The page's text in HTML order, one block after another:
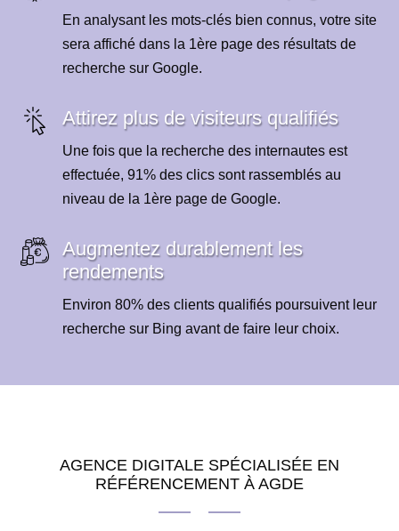
En analysant les mots-clés bien connus, votre site
sera affiché dans la 1ère page des résultats de
recherche sur Google.
Attirez plus de visiteurs qualifiés
Une fois que la recherche des internautes est
effectuée, 91% des clics sont rassemblés au
niveau de la 1ère page de Google.
Augmentez durablement les
rendements
Environ 80% des clients qualifiés poursuivent leur
recherche sur Bing avant de faire leur choix.
AGENCE DIGITALE SPÉCIALISÉE EN
RÉFÉRENCEMENT À AGDE